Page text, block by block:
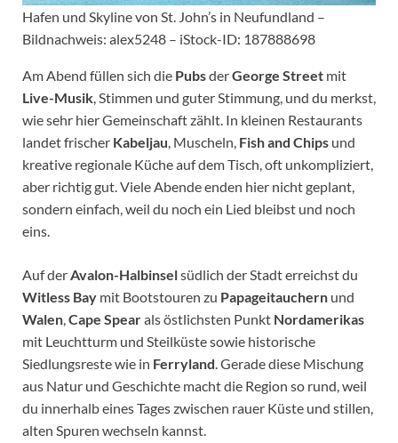
Hafen und Skyline von St. John’s in Neufundland –
Bildnachweis: alex5248 – iStock-ID: 187888698
Am Abend füllen sich die PubsderGeorge Street mit
Live-Musik, Stimmen und guter Stimmung, und du merkst,
wie sehr hier Gemeinschaft zählt. In kleinen Restaurants
landet frischer Kabeljau, Muscheln, Fish and Chips und
kreative regionale Küche auf dem Tisch, oft unkompliziert,
aber richtig gut. Viele Abende enden hier nicht geplant,
sondern einfach, weil du noch ein Lied bleibst und noch
eins.
Auf derAvalon-Halbinselsüdlich der Stadt erreichst du
Witless Bay mit Bootstouren zu Papageitauchern und
Walen,Cape Spearals östlichsten Punkt Nordamerikas
mit Leuchtturm und Steilküste sowie historische
Siedlungsreste wie in Ferryland. Gerade diese Mischung
aus Natur und Geschichte macht die Region so rund, weil
du innerhalb eines Tages zwischen rauer Küste und stillen,
alten Spuren wechseln kannst.